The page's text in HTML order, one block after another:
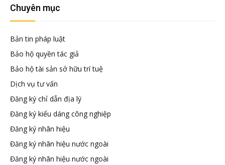
đầu
Đại
diện
Chuyên mục
Bản tin pháp luật
Bảo hộ quyền tác giả
Bảo hộ tài sản sở hữu trí tuệ
Dịch vụ tư vấn
Đăng ký chỉ dẫn địa lý
Đăng ký kiểu dáng công nghiệp
Đăng ký nhãn hiệu
Đăng ký nhãn hiệu nước ngoài
Đăng ký nhãn hiệu nước ngoài